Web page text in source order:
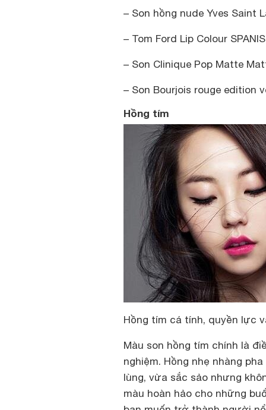
– Son hồng nude Yves Saint
– Tom Ford Lip Colour
– Son Clinique Pop Matte
– Son Bourjois rouge edition
Hồng tím
Hồng tím cá tính, quyền lực
Màu son hồng tím chính là
nghiệm. Hồng nhẹ nhàng
lùng, vừa sắc sảo nhưng
màu hoàn hảo cho những